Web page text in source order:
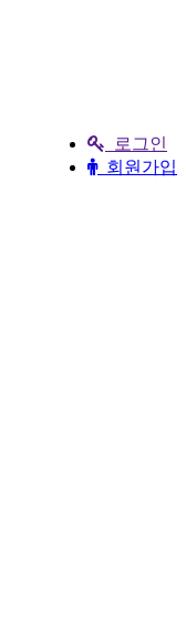
로그인
회원가입